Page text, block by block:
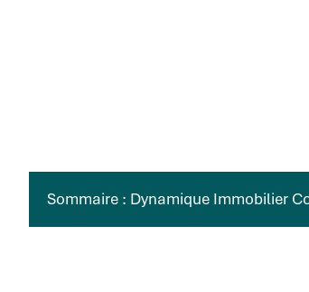
Sommaire : Dynamique Immobilier